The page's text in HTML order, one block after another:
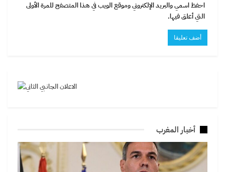
احفظ اسمي والبريد الإلكتروني وموقع الويب في هذا المتصفح للمرة الأولى
التي أعلق فيها.
أخبار المغرب